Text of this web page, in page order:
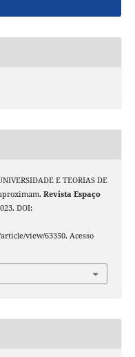
E TEORIAS DE
Revista Espaço
DOI:
view/63350. Acesso